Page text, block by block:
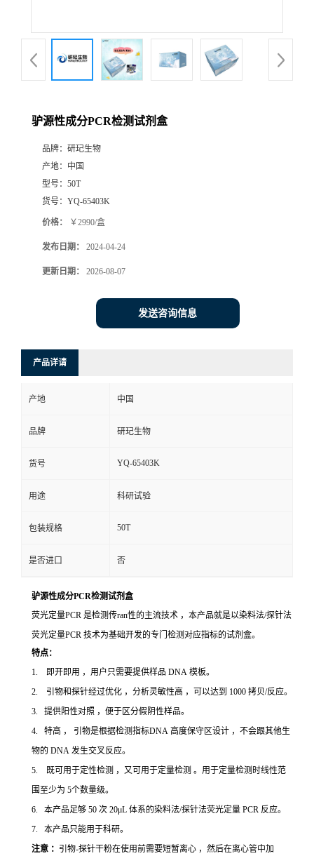
驴源性成分PCR检测试剂盒
品牌： 研玘生物
产地： 中国
型号： 50T
货号： YQ-65403K
价格： ￥2990/盒
发布日期： 2024-04-24
更新日期： 2026-08-07
发送咨询信息
产品详请
产地 中国
品牌 研玘生物
货号 YQ-65403K
用途 科研试验
包装规格 50T
是否进口 否
驴源性成分PCR检测试剂盒
荧光定量PCR 是检测传ran性的主流技术 ，本产品就是以染料法/探针法
荧光定量PCR 技术为基础开发的专门检测对应指标的试剂盒。
特点：
1. 即开即用 ，用户只需要提供样品 DNA 模板。
2. 引物和探针经过优化 ，分析灵敏性高 ，可以达到 1000 拷贝/反应。
3. 提供阳性对照 ，便于区分假阴性样品。
4. 特高 ， 引物是根据检测指标DNA 高度保守区设计 ，不会跟其他生
物的 DNA 发生交叉反应。
5. 既可用于定性检测 ，又可用于定量检测 。用于定量检测时线性范
围至少为 5个数量级。
6. 本产品足够 50 次 20μL 体系的染料法/探针法荧光定量 PCR 反应。
7. 本产品只能用于科研。
注意 ： 引物-探针干粉在使用前需要短暂离心 ，然后在离心管中加